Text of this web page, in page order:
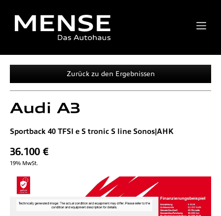
Zurück zu den Ergebnissen
Audi A3
Sportback 40 TFSI e S tronic S line Sonos|AHK
36.100 €
19% MwSt.